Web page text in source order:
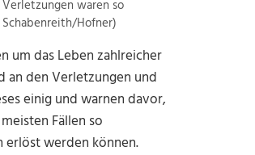
waren so
Hofner)
um das Leben zahlreicher
an den Verletzungen und
einig und warnen davor,
Fällen so
erlöst werden können.